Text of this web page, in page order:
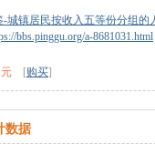
城镇居民按收入五等份分组的
bbs.pinggu.org/a-8681031.html
[购买]
数据